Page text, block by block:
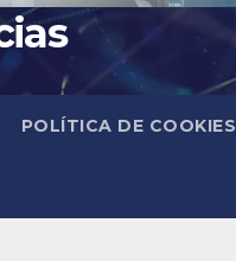
POLÍTICA DE COOKIES